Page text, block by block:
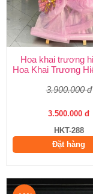
Hoa khai trương
Hoa Khai Trương
3.900.000 đ
3.500.000 đ
HKT-288
Đặt hàng